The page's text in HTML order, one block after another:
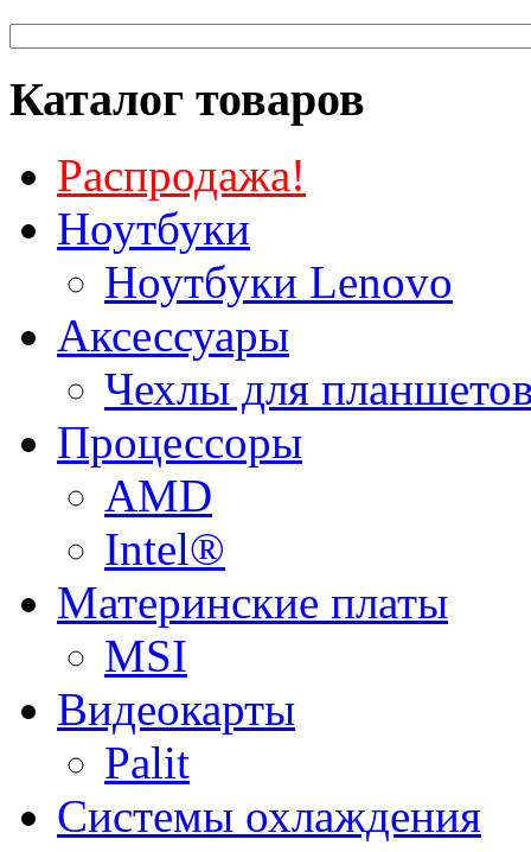
Каталог товаров
Распродажа!
Ноутбуки
Ноутбуки Lenovo
Аксессуары
Чехлы для
Процессоры
AMD
Intel®
Материнские платы
MSI
Видеокарты
Palit
Системы охлаждения